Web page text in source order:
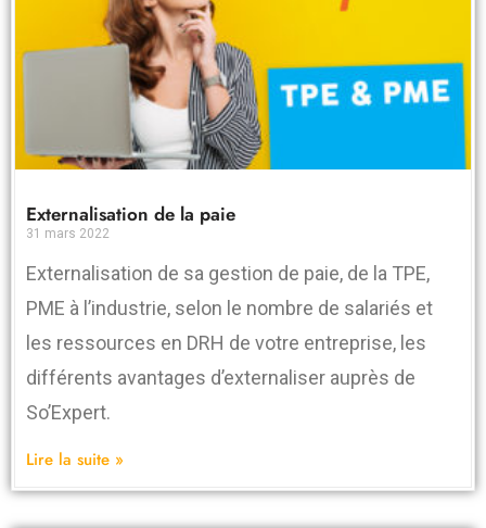
Externalisation de la paie
31 mars 2022
Externalisation de sa gestion de paie, de la TPE,
PME à l’industrie, selon le nombre de salariés et
les ressources en DRH de votre entreprise, les
différents avantages d’externaliser auprès de
So’Expert.
Lire la suite »